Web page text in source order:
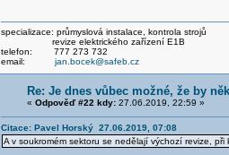
specializace: průmyslová instalace, kontrola strojů
revize elektrického zařízení E1B
telefon: 777 273 732
email: jan.bocek@safeb.cz
Re: Je dnes vůbec možné, že by
« Odpověď #22 kdy:27.06.2019, 22:59 »
Citace: Pavel Horský 27.06.2019, 07:08
A v soukromém sektoru se nedělají výchozí revize,